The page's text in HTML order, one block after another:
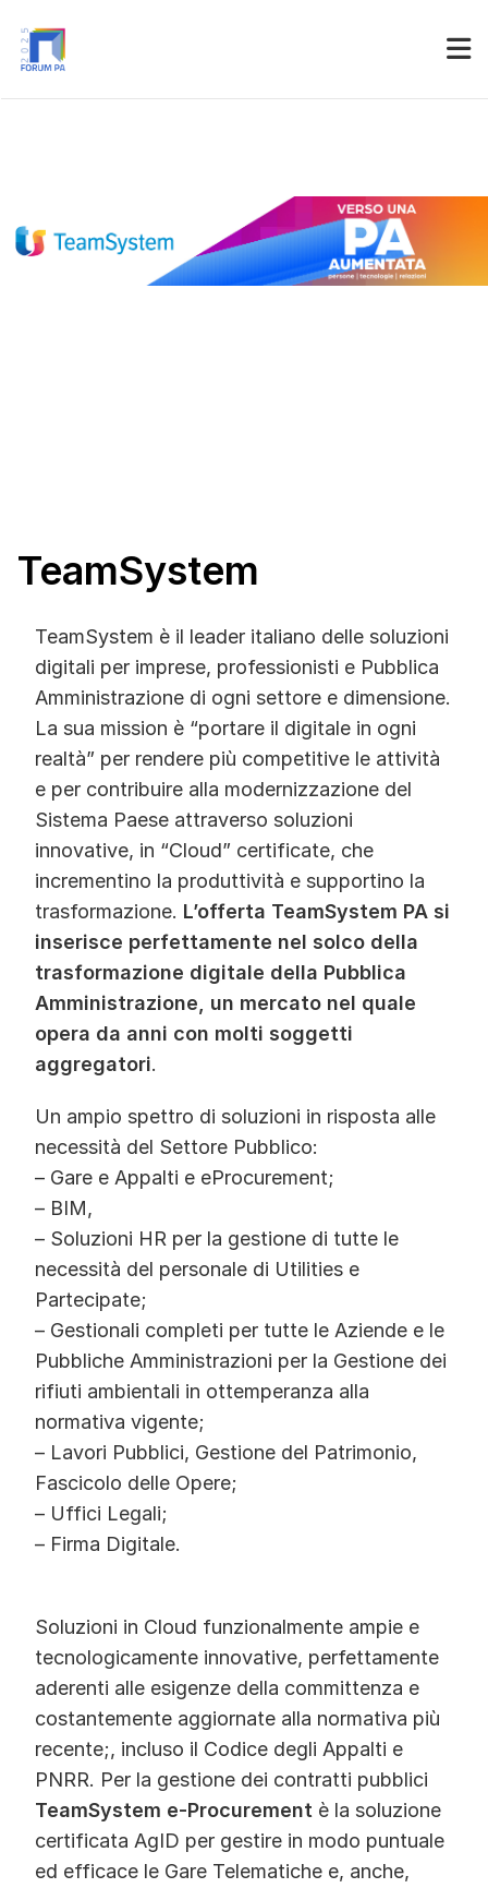
TeamSystem
TeamSystem è il leader italiano delle soluzioni
digitali per imprese, professionisti e Pubblica
Amministrazione di ogni settore e dimensione.
La sua mission è “portare il digitale in ogni
realtà” per rendere più competitive le attività
e per contribuire alla modernizzazione del
Sistema Paese attraverso soluzioni
innovative, in “Cloud” certificate, che
incrementino la produttività e supportino la
trasformazione. L’offerta TeamSystem PA si
inserisce perfettamente nel solco della
trasformazione digitale della Pubblica
Amministrazione, un mercato nel quale
opera da anni con molti soggetti
aggregatori.
Un ampio spettro di soluzioni in risposta alle
necessità del Settore Pubblico:
– Gare e Appalti e eProcurement;
– BIM,
– Soluzioni HR per la gestione di tutte le
necessità del personale di Utilities e
Partecipate;
– Gestionali completi per tutte le Aziende e le
Pubbliche Amministrazioni per la Gestione dei
rifiuti ambientali in ottemperanza alla
normativa vigente;
– Lavori Pubblici, Gestione del Patrimonio,
Fascicolo delle Opere;
– Uffici Legali;
– Firma Digitale.
Soluzioni in Cloud funzionalmente ampie e
tecnologicamente innovative, perfettamente
aderenti alle esigenze della committenza e
costantemente aggiornate alla normativa più
recente;, incluso il Codice degli Appalti e
PNRR. Per la gestione dei contratti pubblici
TeamSystem e-Procurement è la soluzione
certificata AgID per gestire in modo puntuale
ed efficace le Gare Telematiche e, anche,